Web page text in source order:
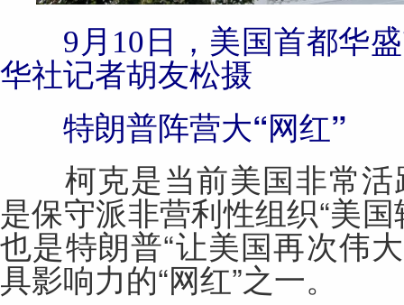
9月10日，美国首都华
华社记者胡友松摄
特朗普阵营大“网红”
柯克是当前美国非常活
是保守派非营利性组织“美
也是特朗普“让美国再次伟
具影响力的“网红”之一。